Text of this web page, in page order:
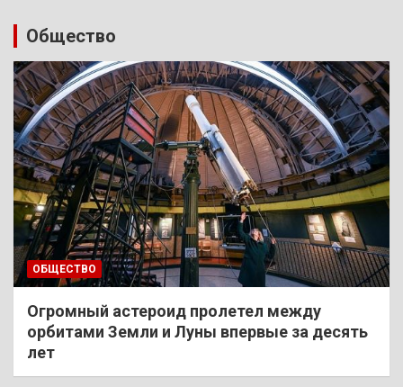
Общество
ОБЩЕСТВО
Огромный астероид пролетел между
орбитами Земли и Луны впервые за десять
лет